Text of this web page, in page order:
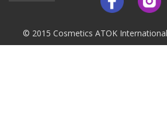
© 2015 Cosmetics ATOK